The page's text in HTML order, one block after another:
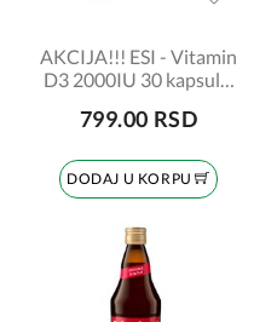
AKCIJA!!! ESI - Vitamin
D3 2000IU 30 kapsula,
799.00 RSD
DODAJ U KORPU